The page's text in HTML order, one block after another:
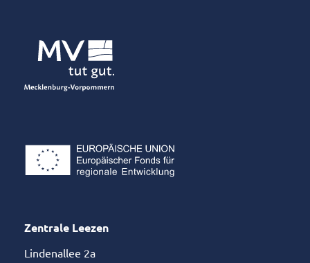
Zentrale Leezen
Lindenallee 2a